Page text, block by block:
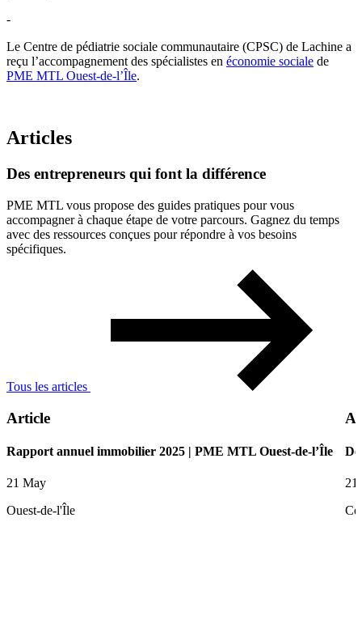
-
Le Centre de pédiatrie sociale communautaire (CPSC) de Lachine a
reçu l’accompagnement des spécialistes en économie sociale de
PME MTL Ouest-de-l’Île.
Articles
Des entrepreneurs qui font la différence
PME MTL vous propose des guides pratiques pour vous
accompagner à chaque étape de votre parcours. Gagnez du temps
avec des ressources conçues pour répondre à vos besoins
spécifiques.
Tous les articles
Article
Rapport annuel immobilier 2025 | PME MTL Ouest-de-l’Île
21 May
Ouest-de-l'Île
21